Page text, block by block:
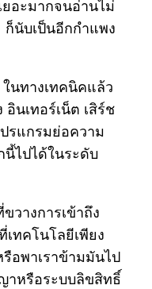
อะมากจนอ่านไม่
ก็นับเป็นอีกกำแพง
นทางเทคนิคแล้ว
นเทอร์เน็ต เสิร์ช
รแกรมย่อความ
ไปได้ในระดับ
วางการเข้าถึง
ทคโนโลยีเพียง
อพาเราข้ามมันไป
าหรือระบบลิขสิทธิ์